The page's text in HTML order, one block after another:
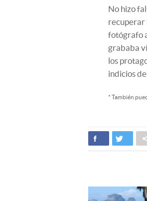
No hizo
recuperar
fotógrafo
grababa
los
indicios
* También